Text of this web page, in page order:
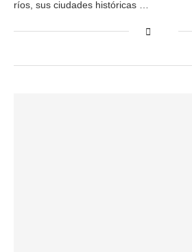
ríos, sus ciudades históricas …